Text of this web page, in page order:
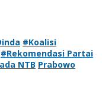
#Koalisi
#Rekomendasi Partai
NTB Prabowo